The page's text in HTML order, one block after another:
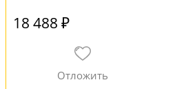
18 488 ₽